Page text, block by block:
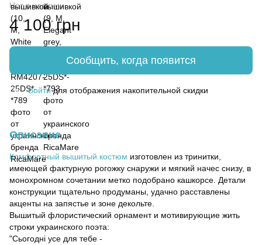
Нет в наличии
4 100 грн
Сообщить, когда появится
% Войтидля отображения накопительной скидки
Описание
Комфортный вышитый костюм изготовлен из тринитки,
имеющей фактурную рогожку снаружи и мягкий начес снизу, в
монохромном сочетании метко подобрано кашкорсе. Детали
конструкции тщательно продуманы, удачно расставлены
акценты на запястье и зоне декольте.
Вышитый флористический орнамент и мотивирующие жить
строки украинского поэта:
"Сьогодні усе для тебе -